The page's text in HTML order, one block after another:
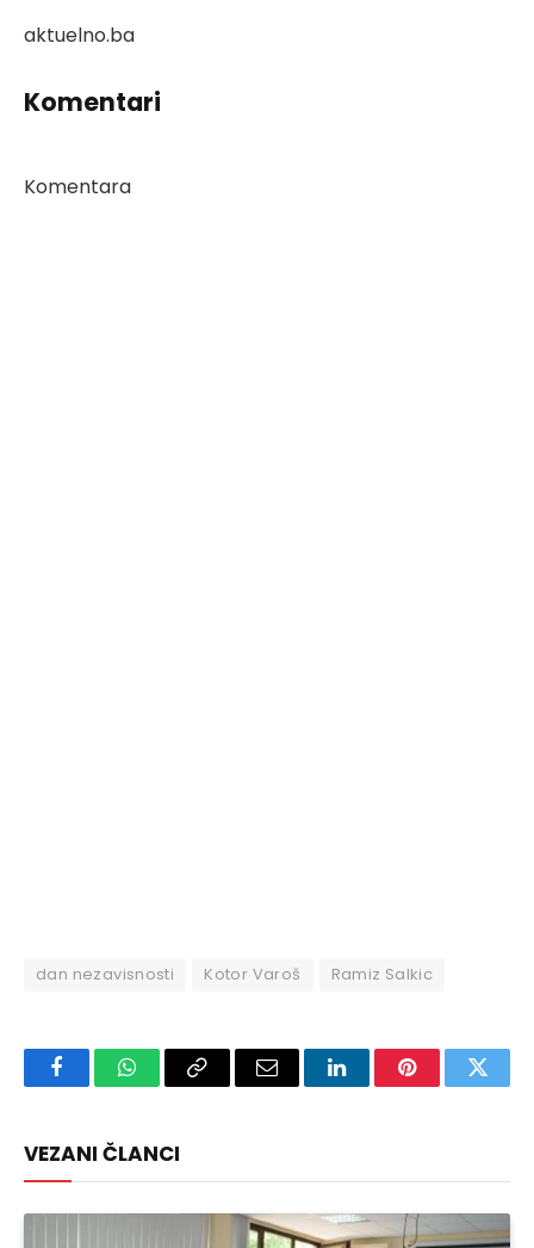
aktuelno.ba
Komentari
Komentara
dan nezavisnosti Kotor Varoš Ramiz Salkic
FacebookWhatsAppCopy
Email LinkedInPinterest
VEZANI ČLANCI